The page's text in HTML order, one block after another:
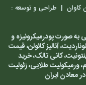
طراحی و توسعه :
صورت پودرمیکرونیزه و
آنالیز کائولن، قیمت
کانی تالک، خرید
ورمیکولیت طلایی، زئولیت
معادن ایران